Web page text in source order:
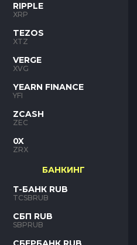
RIPPLE
XRP
TEZOS
XTZ
VERGE
XVG
YEARN FINANCE
YFI
ZCASH
ZEC
0X
ZRX
БАНКИНГ
Т-БАНК RUB
TCSBRUB
СБП RUB
SBPRUB